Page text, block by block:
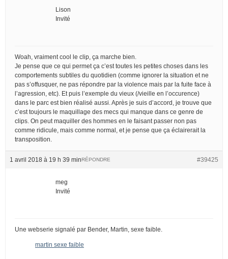
Lison
Invité
Woah, vraiment cool le clip, ça marche bien.
Je pense que ce qui permet ça c’est toutes les petites choses dans les
comportements subtiles du quotidien (comme ignorer la situation et ne
pas s’offusquer, ne pas répondre par la violence mais par la fuite face à
l’agression, etc). Et puis l’exemple du vieux (/vieille en l’occurence)
dans le parc est bien réalisé aussi. Après je suis d’accord, je trouve que
c’est toujours le maquillage des mecs qui manque dans ce genre de
clips. On peut maquiller des hommes en le faisant passer non pas
comme ridicule, mais comme normal, et je pense que ça éclairerait la
transposition.
1 avril 2018 à 19 h 39 min #39425
RÉPONDRE
meg
Invité
Une webserie signalé par Bender, Martin, sexe faible.
martin sexe faible